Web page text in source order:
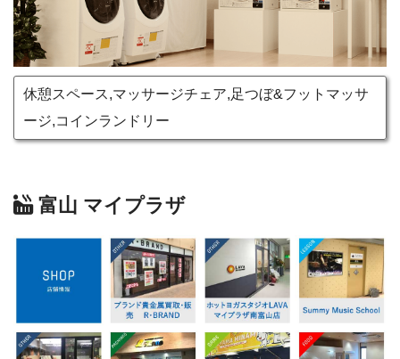
休憩スペース,マッサージチェア,足つぼ&フットマッサ
ージ,コインランドリー
富山 マイプラザ